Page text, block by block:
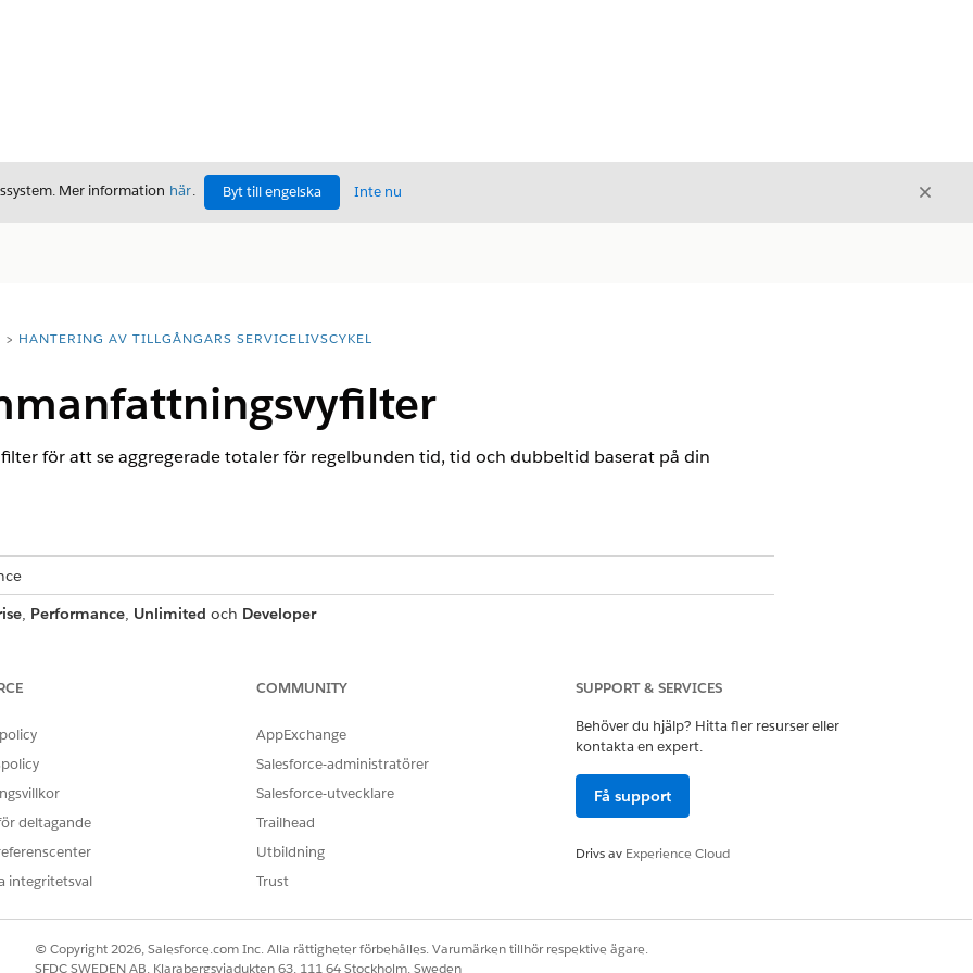
Mer information här. Byt till engelska Inte nu Stäng
HANTERING AV TILLGÅNGARS SERVICELIVSCYKEL
för att se aggregerade totaler för regelbunden tid, tid och dubbeltid baserat på din
, Performance, Unlimited och Developer
filtren:
tidrapporter där start- och slutdatum infaller inom den innevarande veckan.
tidrapporter där datumen strikt faller inom föregående vecka.
för den löneperiod där startdatumet är på eller före idag och slutdatumet är efter idag.
för den löneperiod där slutdatumet inträffade innan idag.
på sammanfattningskortet.
deltagande
integritetsval
COMMUNITY
AppExchange
Salesforce-administratörer
Salesforce-utvecklare
Trailhead
Utbildning
Trust
SUPPORT & SERVICES
Behöver du hjälp? Hitta fler resurser eller
kontakta en expert.
Få support
Drivs av Experience Cloud
© Copyright 2026, Salesforce.com Inc. Alla rättigheter förbehålles. Varumärken tillhör respektive ägare.
SFDC SWEDEN AB, Klarabergsviadukten 63, 111 64 Stockholm, Sweden